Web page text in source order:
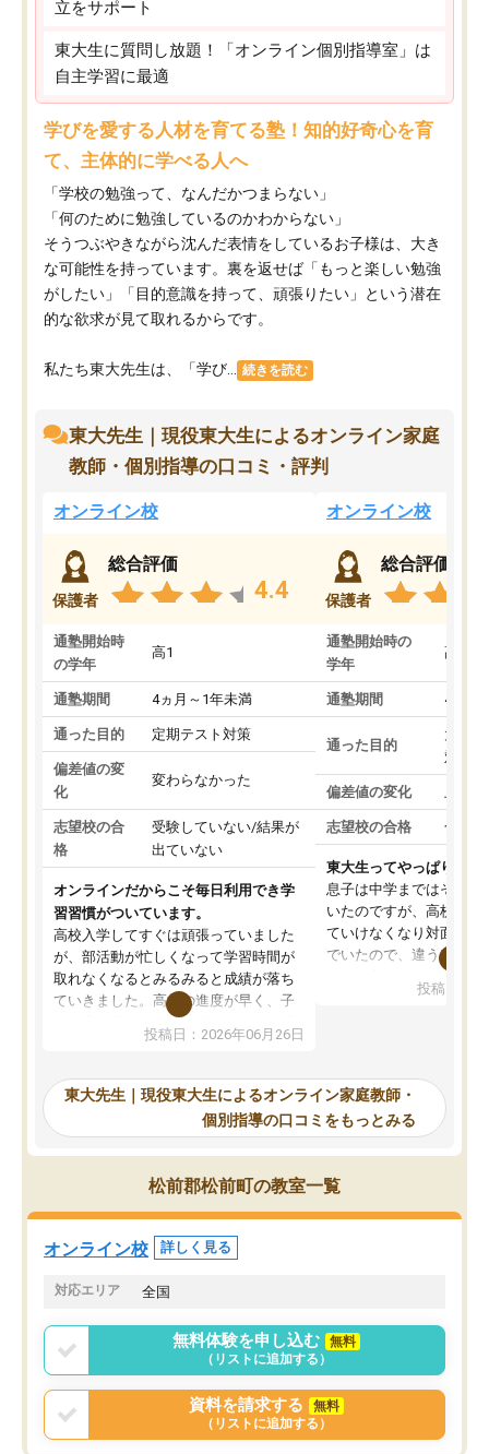
立をサポート
東大生に質問し放題！「オンライン個別指導室」は
自主学習に最適
学びを愛する人材を育てる塾！知的好奇心を育
て、主体的に学べる人へ
「学校の勉強って、なんだかつまらない」
「何のために勉強しているのかわからない」
そうつぶやきながら沈んだ表情をしているお子様は、大き
な可能性を持っています。裏を返せば「もっと楽しい勉強
がしたい」「目的意識を持って、頑張りたい」という潜在
的な欲求が見て取れるからです。
私たち東大先生は、「学び... 続きを読む
東大先生｜現役東大生によるオンライン家庭
教師・個別指導の口コミ・評判
オンライン校
保護者
総合評価
4.4
通塾開始時
の学年
高1
通塾期間 4ヵ月～1年未満
通った目的 定期テスト対策
偏差値の変
化
変わらなかった
志望校の合
格
受験していない/結果が
出ていない
オンラインだからこそ毎日利用でき学
習習慣がついています。
高校入学してすぐは頑張っていました
が、部活動が忙しくなって学習時間が
取れなくなるとみるみると成績が落ち
ていきました。高校の進度が早く、子
供も家に帰って勉強の話すると嫌な反
応を示します。東大先生にお願いして
れるので、親としても安心です。毎日
使える自習室とかもあり、わからない
ところがあれば先生が回答してくれる
のも重宝しています。
投稿日：2026年06月26日
オンライン校
保護者
総合評価
通塾開始時の
学年
高3
通塾期間 4ヵ月
通った目的
大学
対策
偏差値の変化 上が
志望校の合格 合格
東大生ってやっぱりすご
息子は中学まではそこそ
いたのですが、高校に入
ていけなくなり対面の塾
でいたので、違うアプロ
で、当初は模試でD判定
自習室が毎日使えていつ
るのが心強かったよう
謝です。
投稿日：
東大先生｜現役東大生によるオンライン家庭教師・
個別指導の口コミをもっとみる
松前郡松前町の教室一覧
オンライン校 詳しく見る
対応エリア 全国
無料体験を申し込む
無料
（リストに追加する）
資料を請求する
無料
（リストに追加する）